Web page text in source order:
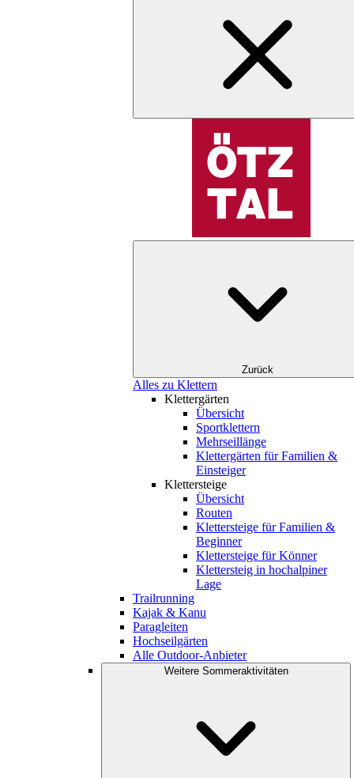
Zurück
Alles zu Klettern
Klettergärten
Übersicht
Sportklettern
Mehrseillänge
Klettergärten für Familien &
Einsteiger
Klettersteige
Übersicht
Routen
Klettersteige für Familien &
Beginner
Klettersteige für Könner
Klettersteig in hochalpiner
Lage
Trailrunning
Kajak & Kanu
Paragleiten
Hochseilgärten
Alle Outdoor-Anbieter
Weitere Sommeraktivitäten